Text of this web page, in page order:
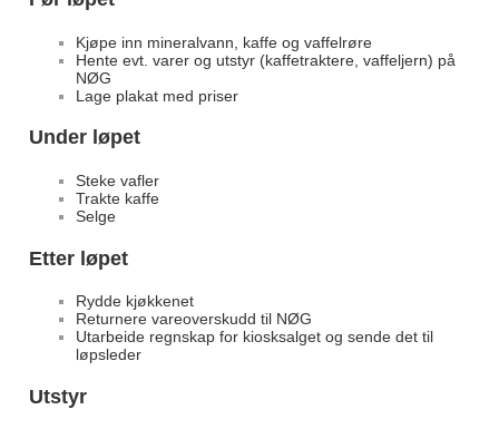
Kjøpe inn mineralvann, kaffe og vaffelrøre
Hente evt. varer og utstyr (kaffetraktere, vaffeljern) på
NØG
Lage plakat med priser
Under løpet
Steke vafler
Trakte kaffe
Selge
Etter løpet
Rydde kjøkkenet
Returnere vareoverskudd til NØG
Utarbeide regnskap for kiosksalget og sende det til
løpsleder
Utstyr